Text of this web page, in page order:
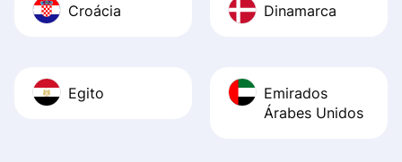
Croácia Dinamarca
Egito
Emirados
Árabes Unidos